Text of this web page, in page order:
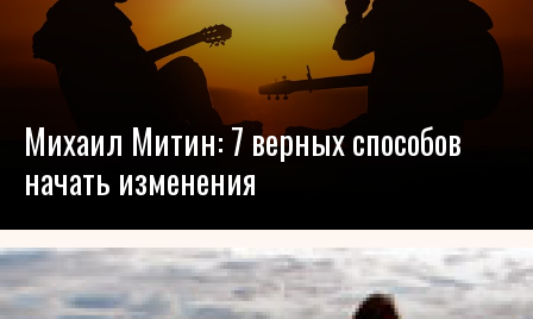
Михаил Митин: 7 верных способов
начать изменения